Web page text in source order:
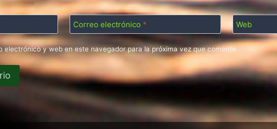
Correo electrónico * Web
electrónico y web en este navegador para la próxima vez que comente.